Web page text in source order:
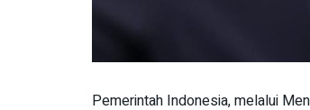
Pemerintah Indonesia, melalui